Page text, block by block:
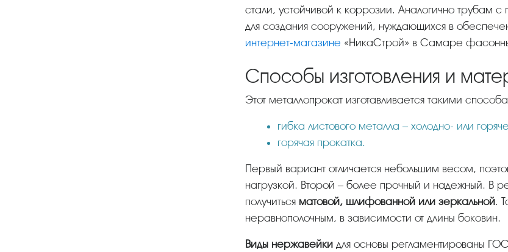
стали, устойчивой к коррозии. Аналогично трубам
для создания сооружений, нуждающихся в
интернет-магазине «НикаСтрой» в Самаре
Способы изготовления и
Этот металлопрокат изготавливается такими
гибка листового металла – холодно- или
горячая прокатка.
Первый вариант отличается небольшим весом, поэтому используется только в конструкциях с низкой
нагрузкой. Второй – более прочный и надежный. В
получиться матовой, шлифованной или зеркальной.
неравнополочным, в зависимости от длины боковин.
Виды нержавейки для основы регламентированы